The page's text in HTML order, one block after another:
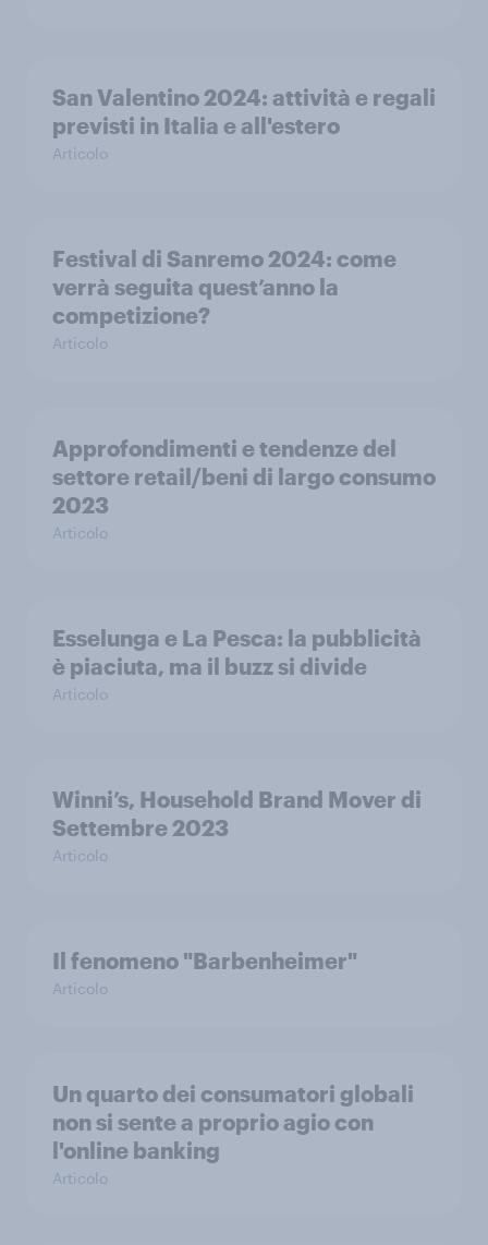
San Valentino 2024: attività e regali
previsti in Italia e all'estero
Articolo
Festival di Sanremo 2024: come
verrà seguita quest’anno la
competizione?
Articolo
Approfondimenti e tendenze del
settore retail/beni di largo consumo
2023
Articolo
Esselunga e La Pesca: la pubblicità
è piaciuta, ma il buzz si divide
Articolo
Winni’s, Household Brand Mover di
Settembre 2023
Articolo
Il fenomeno "Barbenheimer"
Articolo
Un quarto dei consumatori globali
non si sente a proprio agio con
l'online banking
Articolo